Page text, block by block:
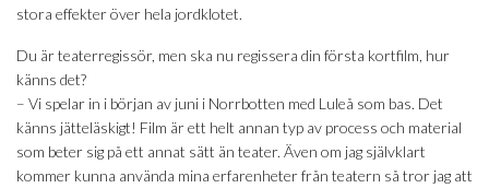
stora effekter över hela jordklotet.
Du är teaterregissör, men ska nu regissera din första kortfilm, hur
känns det?
– Vi spelar in i början av juni i Norrbotten med Luleå som bas. Det
känns jätteläskigt! Film är ett helt annan typ av process och material
som beter sig på ett annat sätt än teater. Även om jag självklart
kommer kunna använda mina erfarenheter från teatern så tror jag att